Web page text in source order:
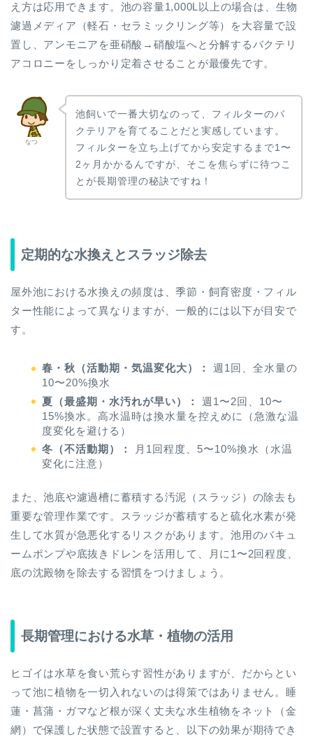
え方は応用できます。池の容量1,000L以上の場合は、生物
濾過メディア（軽石・セラミックリング等）を大容量で設
置し、アンモニアを亜硝酸→硝酸塩へと分解するバクテリ
アコロニーをしっかり定着させることが最優先です。
なつ
池飼いで一番大切なのって、フィルターのバ
クテリアを育てることだと実感しています。
フィルターを立ち上げてから安定するまで1〜
2ヶ月かかるんですが、そこを焦らずに待つこ
とが長期管理の秘訣ですね！
定期的な水換えとスラッジ除去
屋外池における水換えの頻度は、季節・飼育密度・フィル
ター性能によって異なりますが、一般的には以下が目安で
す。
春・秋（活動期・気温変化大）：
週1回、全水量の
10〜20%換水
夏（最盛期・水汚れが早い）：
週1〜2回、10〜
15%換水。高水温時は換水量を控えめに（急激な温
度変化を避ける）
冬（不活動期）：
月1回程度、5〜10%換水（水温
変化に注意）
また、池底や濾過槽に蓄積する汚泥（スラッジ）の除去も
重要な管理作業です。スラッジが蓄積すると硫化水素が発
生して水質が急悪化するリスクがあります。池用のバキュ
ームポンプや底抜きドレンを活用して、月に1〜2回程度、
底の沈殿物を除去する習慣をつけましょう。
長期管理における水草・植物の活用
ヒゴイは水草を食い荒らす習性がありますが、だからとい
って池に植物を一切入れないのは得策ではありません。睡
蓮・菖蒲・ガマなど根が深く丈夫な水生植物をネット（金
網）で保護した状態で設置すると、以下の効果が期待でき